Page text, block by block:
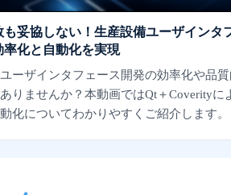
も妥協しない！生産設備ユーザインタ
率化と自動化を実現
ーザインタフェース開発の効率化や品
りませんか？本動画ではQt＋Coverityに
化についてわかりやすくご紹介します。